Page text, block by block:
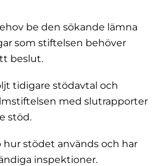
be den sökande lämna
som stiftelsen behöver
beslut.
tidigare stödavtal och
med slutrapporter
stöd.
stödet används och har
inspektioner.